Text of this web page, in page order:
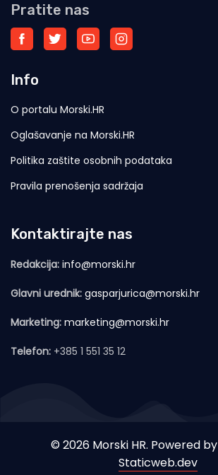
Pratite nas
Info
O portalu Morski.HR
Oglašavanje na Morski.HR
Politika zaštite osobnih podataka
Pravila prenošenja sadržaja
Kontaktirajte nas
Redakcija: info@morski.hr
Glavni urednik: gasparjurica@morski.hr
Marketing: marketing@morski.hr
Telefon: +385 1 551 35 12
© 2026 Morski HR. Powered by
Staticweb.dev